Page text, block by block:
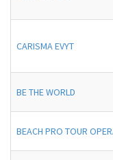
CARISMA EVYT
BE THE WORLD
BEACH PRO TOUR